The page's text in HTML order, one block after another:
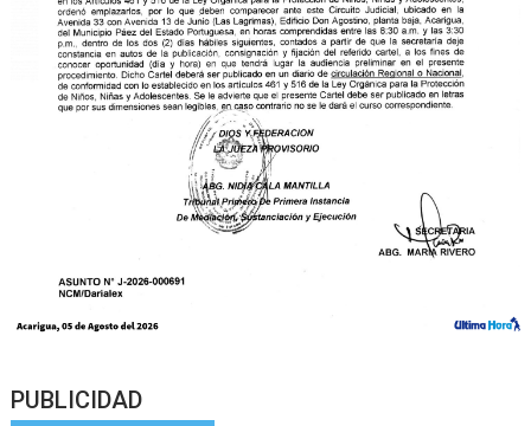
PUBLICIDAD